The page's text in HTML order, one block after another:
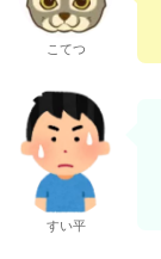
こてつ
すい平